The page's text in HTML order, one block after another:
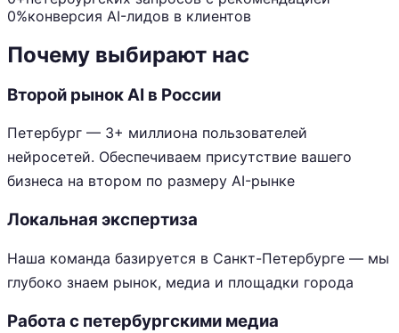
0%конверсия AI-лидов в клиентов
Почему выбирают нас
Второй рынок AI в России
Петербург — 3+ миллиона пользователей
нейросетей. Обеспечиваем присутствие вашего
бизнеса на втором по размеру AI-рынке
Локальная экспертиза
Наша команда базируется в Санкт-Петербурге — мы
глубоко знаем рынок, медиа и площадки города
Работа с петербургскими медиа